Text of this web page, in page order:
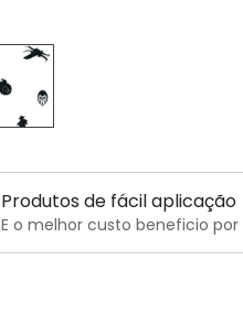
Produtos de fácil aplicação
E o melhor custo beneficio por